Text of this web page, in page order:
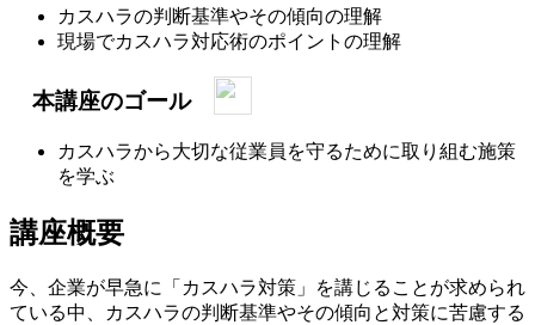
カスハラの判断基準やその傾向の理解
現場でカスハラ対応術のポイントの理解
本講座のゴール
カスハラから大切な従業員を守るために取り組む施策
を学ぶ
講座概要
今、企業が早急に「カスハラ対策」を講じることが求められ
ている中、カスハラの判断基準やその傾向と対策に苦慮する